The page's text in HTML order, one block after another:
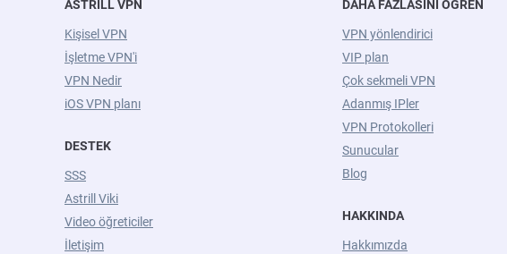
ASTRILL VPN
Kişisel VPN
İşletme VPN'i
VPN Nedir
iOS VPN planı
DESTEK
SSS
Astrill Viki
Video öğreticiler
İletişim
DAHA FAZLASINI ÖĞREN
VPN yönlendirici
VIP plan
Çok sekmeli VPN
Adanmış IPler
VPN Protokolleri
Sunucular
Blog
HAKKINDA
Hakkımızda